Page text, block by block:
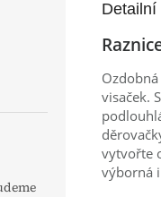
Detailní
visaček.
vytvořte
výborná